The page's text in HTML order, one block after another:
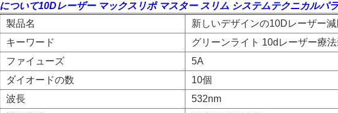
について10Dレーザー マックスリポ マスター スリム システムテクニカルパ
製品名
新しいデザインの10Dレーザー減
キーワード
グリーンライト 10dレーザー療
ファイューズ
5A
ダイオードの数
10個
波長
532nm